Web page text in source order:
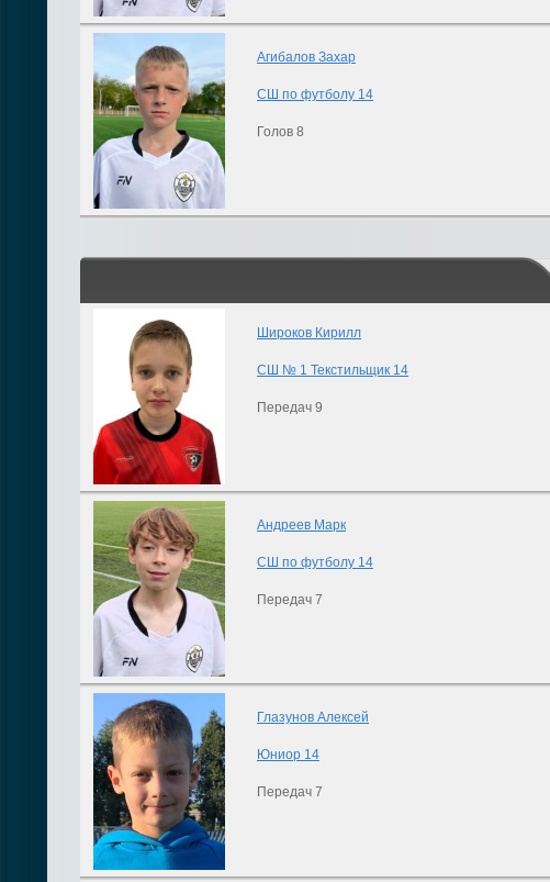
Агибалов Захар
СШ по футболу 14
Голов 8
Широков Кирилл
СШ № 1 Текстильщик 14
Передач 9
Андреев Марк
СШ по футболу 14
Передач 7
Глазунов Алексей
Юниор 14
Передач 7